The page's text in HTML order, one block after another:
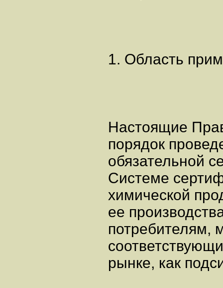
1. Область
Настоящие
порядок
обязательной
Системе
химической
ее
потребителям,
рынке, как